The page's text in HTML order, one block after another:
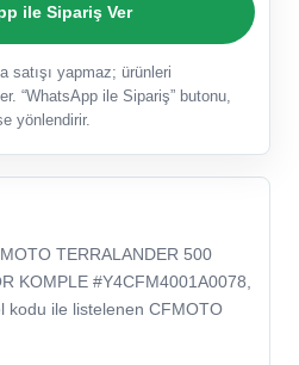
ile Sipariş Ver
satışı yapmaz; ürünleri
“WhatsApp ile Sipariş” butonu,
yönlendirir.
TERRALANDER 500
KOMPLE #Y4CFM4001A0078,
kodu ile listelenen CFMOTO